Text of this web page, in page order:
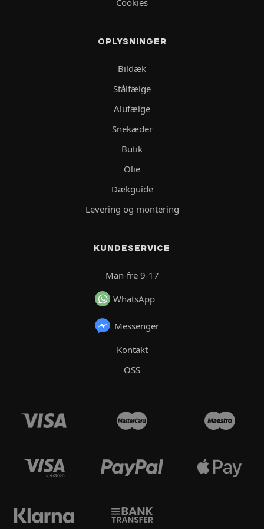
OPLYSNINGER
Bildæk
Stålfælge
Alufælge
Snekæder
Butik
Olie
Dækguide
Levering og montering
KUNDESERVICE
Man-fre 9-17
WhatsApp
Messenger
Kontakt
OSS